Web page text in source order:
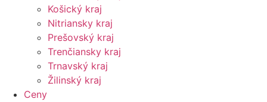
Košický kraj
Nitriansky kraj
Prešovský kraj
Trenčiansky kraj
Trnavský kraj
Žilinský kraj
Ceny